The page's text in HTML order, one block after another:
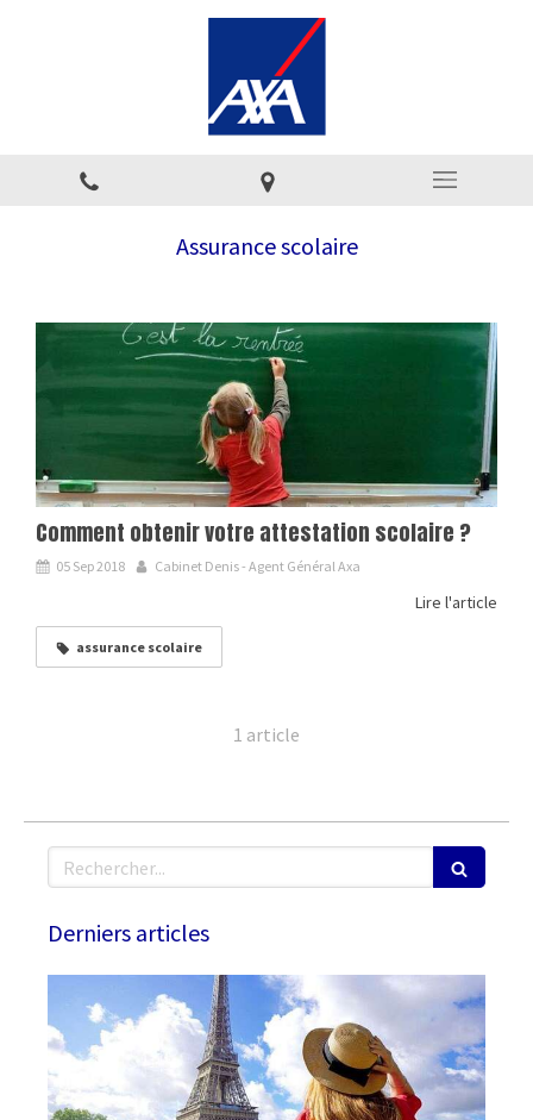
Assurance scolaire
Comment obtenir votre attestation scolaire ?
05 Sep 2018 Cabinet Denis - Agent Général Axa
Lire l'article
assurance scolaire
1 article
Rechercher
Derniers articles